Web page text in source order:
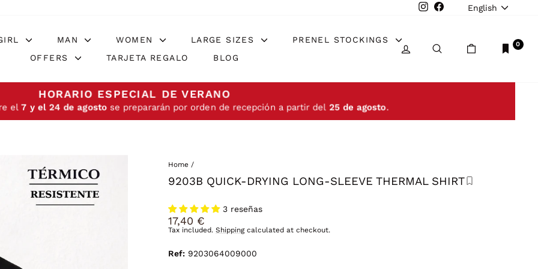
InstagramFacebookLANGUAGE
English
MAN WOMEN LARGE SIZES
PRENEL STOCKINGS
OFFERS
TARJETA REGALO BLOG
LOG IN SEARCH 0
HORARIO ESPECIAL DE VERANO
el 7 y el 24 de agostose prepararán por orden de recepción a partir del25 de agosto.
Home /
9203B QUICK-DRYING LONG-SLEEVE THERMAL SHIRT
3 reseñas
Regular
price
17,40 €
Tax included. Shippingcalculated at checkout.
Ref: 9203064009000